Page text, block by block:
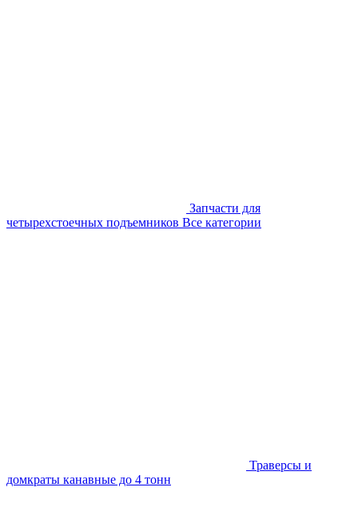
Запчасти для
четырехстоечных подъемников Все категории
Траверсы и
домкраты канавные до 4 тонн